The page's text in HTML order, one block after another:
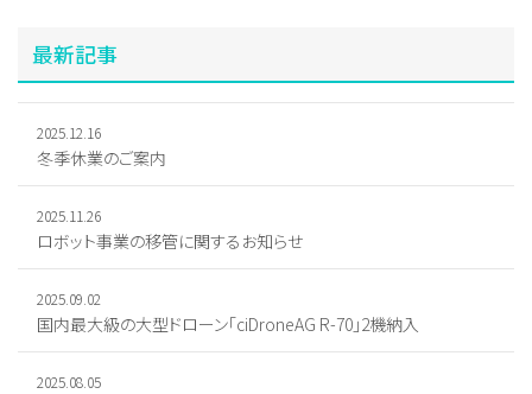
最新記事
2025.12.16
冬季休業のご案内
2025.11.26
ロボット事業の移管に関するお知らせ
2025.09.02
国内最大級の大型ドローン「ciDroneAG R-70」2機納入
2025.08.05